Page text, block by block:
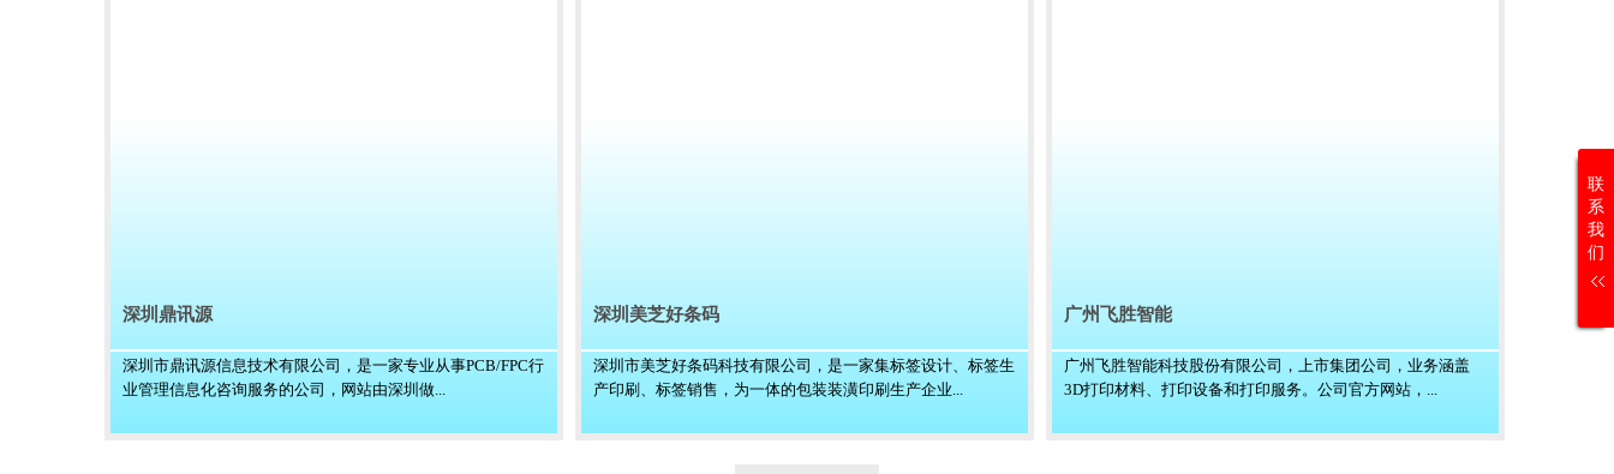
深圳鼎讯源
深圳市鼎讯源信息技术有限公司，是一家专业从事PCB/FPC行
业管理信息化咨询服务的公司，网站由深圳做...
深圳美芝好条码
深圳市美芝好条码科技有限公司，是一家集标签设计、标签生
产印刷、标签销售，为一体的包装装潢印刷生产企业...
广州飞胜智能
广州飞胜智能科技股份有限公司，上市集团公司，业务涵盖
3D打印材料、打印设备和打印服务。公司官方网站，...
联
系
我
们